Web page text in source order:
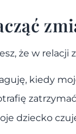
że w
kiedy
dziecko